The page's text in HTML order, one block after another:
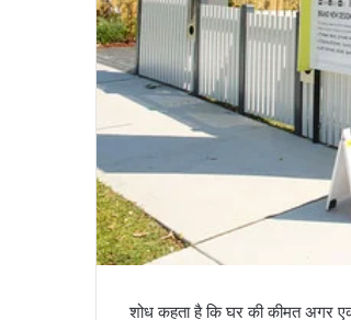
शोध कहता है कि घर की कीमत अगर